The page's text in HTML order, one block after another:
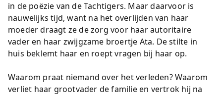
in de poëzie van de Tachtigers. Maar daarvoor is
nauwelijks tijd, want na het overlijden van haar
moeder draagt ze de zorg voor haar autoritaire
vader en haar zwijgzame broertje Ata. De stilte in
huis beklemt haar en roept vragen bij haar op.
Waarom praat niemand over het verleden? Waarom
verliet haar grootvader de familie en vertrok hij na